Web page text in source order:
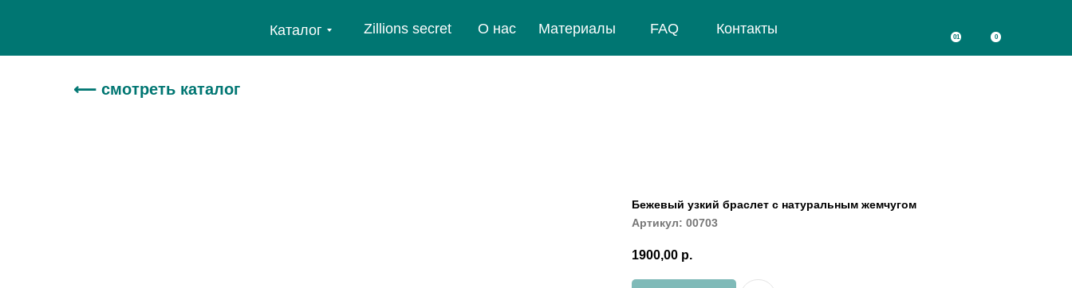
Контакты
FAQ
Материалы
О нас
Zillions secret
Каталог 0
01
⟵ смотреть каталог
Бежевый узкий браслет с натуральным жемчугом
Артикул: 00703
1900,00 р.